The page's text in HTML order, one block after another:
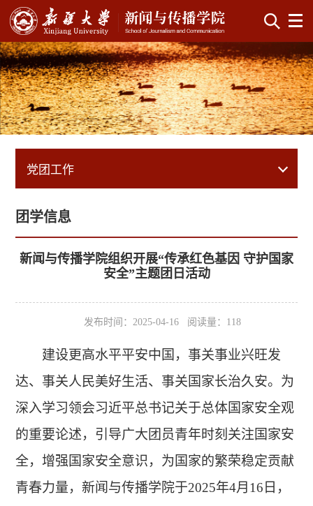
党团工作
团学信息
新闻与传播学院组织开展“传承红色基因 守护国家
安全”主题团日活动
发布时间：2025-04-16 阅读量： 118
建设更高水平平安中国，事关事业兴旺发
达、事关人民美好生活、事关国家长治久安。为
深入学习领会习近平总书记关于总体国家安全观
的重要论述，引导广大团员青年时刻关注国家安
全，增强国家安全意识，为国家的繁荣稳定贡献
青春力量，新闻与传播学院于2025年4月16日，